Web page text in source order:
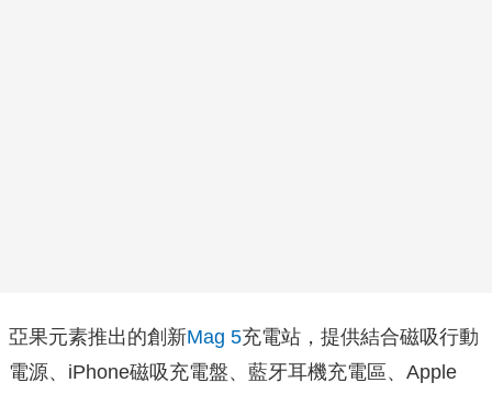
亞果元素推出的創新Mag 5充電站，提供結合磁吸行動
電源、iPhone磁吸充電盤、藍牙耳機充電區、Apple